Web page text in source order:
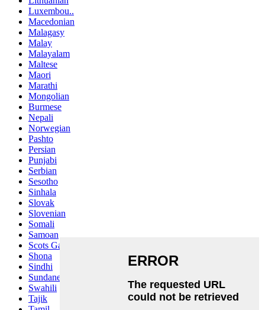
Luxembou..
Macedonian
Malagasy
Malay
Malayalam
Maltese
Maori
Marathi
Mongolian
Burmese
Nepali
Norwegian
Pashto
Persian
Punjabi
Serbian
Sesotho
Sinhala
Slovak
Slovenian
Somali
Samoan
Scots Gaelic
Shona
Sindhi
Sundanese
Swahili
Tajik